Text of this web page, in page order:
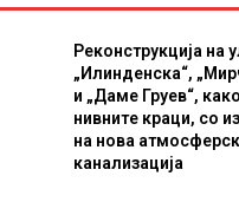
Реконструкција на
„Илинденска“,
и „Даме Груев“,
нивните краци, со
на нова
канализација